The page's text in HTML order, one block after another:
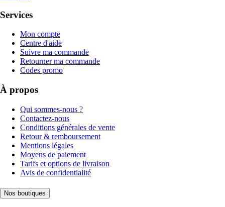
Services
Mon compte
Centre d'aide
Suivre ma commande
Retourner ma commande
Codes promo
À propos
Qui sommes-nous ?
Contactez-nous
Conditions générales de vente
Retour & remboursement
Mentions légales
Moyens de paiement
Tarifs et options de livraison
Avis de confidentialité
Nos boutiques